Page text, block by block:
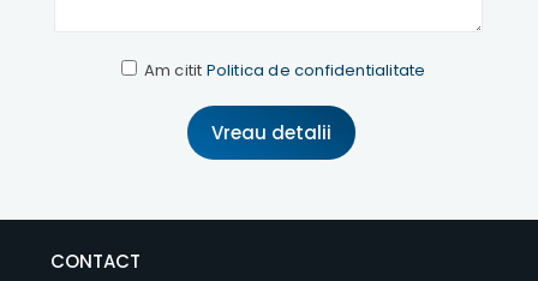
Am citit Politica de confidentialitate
CONTACT